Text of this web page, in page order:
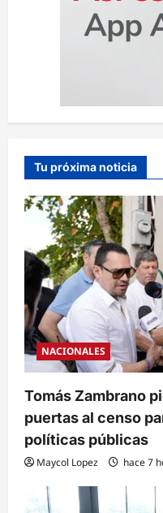
Tu próxima noticia
NACIONALES
Tomás Zambrano
puertas al censo
políticas públicas
Maycol Lopez hace 7